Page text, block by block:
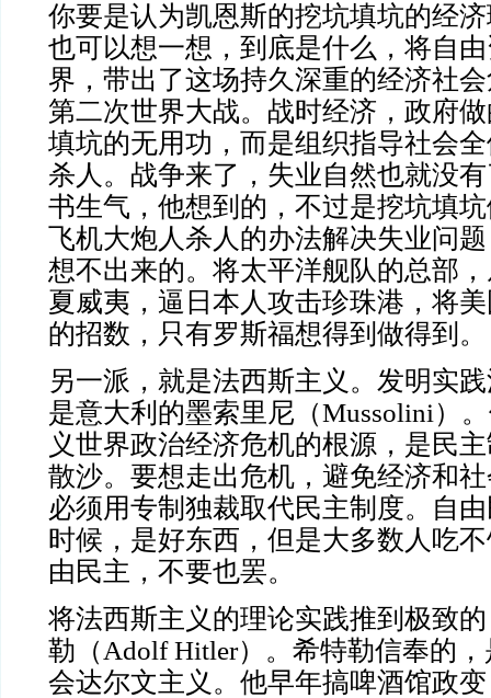
你要是认为凯恩斯的挖坑填坑的经
也可以想一想，到底是什么，将自
界，带出了这场持久深重的经济社
第二次世界大战。战时经济，政府
填坑的无用功，而是组织指导社会
杀人。战争来了，失业自然也就没
书生气，他想到的，不过是挖坑填
飞机大炮人杀人的办法解决失业问
想不出来的。将太平洋舰队的总部
夏威夷，逼日本人攻击珍珠港，将
的招数，只有罗斯福想得到做得到。
另一派，就是法西斯主义。发明实
是意大利的墨索里尼（Mussolini ）
义世界政治经济危机的根源，是民
散沙。要想走出危机，避免经济和
必须用专制独裁取代民主制度。自
时候，是好东西，但是大多数人吃
由民主，不要也罢。
将法西斯主义的理论实践推到极致
勒（ Adolf Hitler）。希特勒信奉的
会达尔文主义。他早年搞啤酒馆政